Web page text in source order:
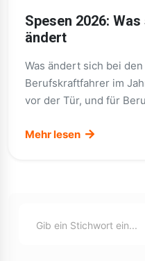
Spesen 2026:
ändert
Was ändert sich bei
Berufskraftfahrer im
vor der Tür, und für
Mehr lesen